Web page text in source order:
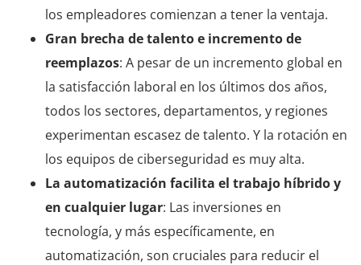
los empleadores comienzan a tener la ventaja.
Gran brecha de talento e incremento de
reemplazos: A pesar de un incremento global en
la satisfacción laboral en los últimos dos años,
todos los sectores, departamentos, y regiones
experimentan escasez de talento. Y la rotación en
los equipos de ciberseguridad es muy alta.
La automatización facilita el trabajo híbrido y
en cualquier lugar: Las inversiones en
tecnología, y más específicamente, en
automatización, son cruciales para reducir el